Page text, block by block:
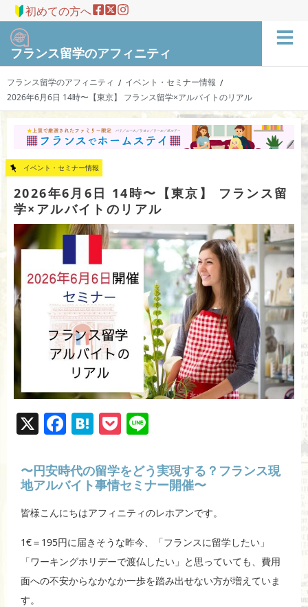
初めての方へ
フランス留学のアフィニティ
フランス留学のアフィニティ / イベント・セミナー情報 /
2026年6月6日 14時〜【東京】 フランス留学×アルバイトのリアル
イベント・セミナー情報
2026年6月6日 14時〜【東京】 フランス留
学×アルバイトのリアル
X F
c
e
b
o
o
k
H
e
n
a
P
ck
et
e
〜円安時代の留学をどう実現する？フランス現
地アルバイト事情セミナー開催〜
皆様こんにちはアフィニティのレホアンです。
1€＝195円に届きそうな昨今、「フランスに留学したい」
「ワーキングホリデーで渡仏したい」と思っていても、費用
面への不安からなかなか一歩を踏み出せない方が増えていま
す。